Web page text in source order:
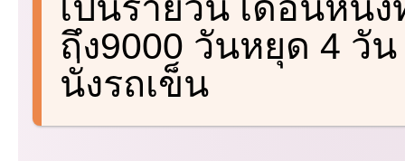
ถึง9000 วันหยุด 4 วั
นั่งรถเข็น